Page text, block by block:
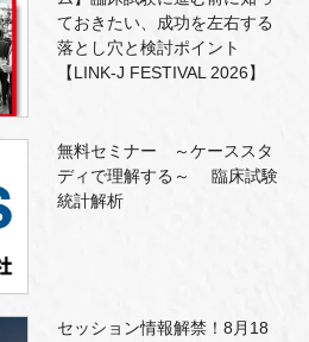
ておきたい、成功を左右する
落とし穴と検討ポイント
【LINK-J FESTIVAL 2026】
無料セミナー ～ケーススタ
ディで理解する～ 臨床試験
統計解析
セッション情報解禁！8月18